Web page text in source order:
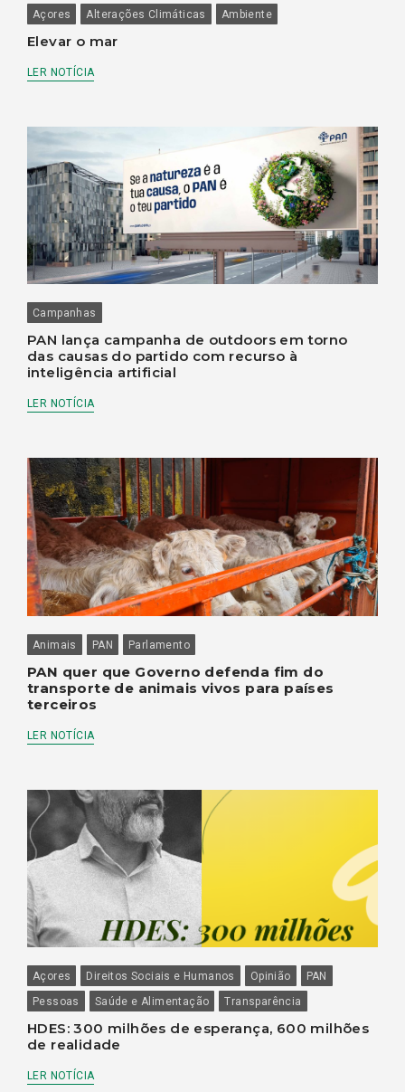
Açores Alterações Climáticas Ambiente
Elevar o mar
LER NOTÍCIA
Campanhas
PAN lança campanha de outdoors em torno
das causas do partido com recurso à
inteligência artificial
LER NOTÍCIA
Animais PAN Parlamento
PAN quer que Governo defenda fim do
transporte de animais vivos para países
terceiros
LER NOTÍCIA
Açores Direitos Sociais e Humanos Opinião
PAN
Pessoas
Saúde e Alimentação Transparência
HDES: 300 milhões de esperança, 600 milhões
de realidade
LER NOTÍCIA